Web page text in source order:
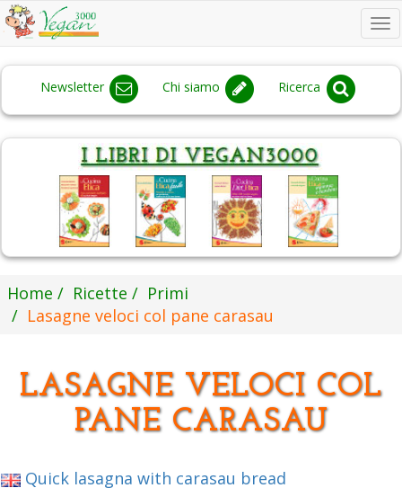
Newsletter Chi siamo Ricerca
Home Ricette
Primi
Lasagne veloci col pane carasau
LASAGNE VELOCI COL
PANE CARASAU
Quick lasagna with carasau bread